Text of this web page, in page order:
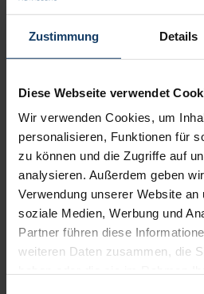
Zustimmung Details
Diese Webseite verwendet
Wir verwenden Cookies, um
personalisieren, Funktionen für
zu können und die Zugriffe auf
analysieren. Außerdem geben
Verwendung unserer Website
soziale Medien, Werbung und
Partner führen diese
weiteren Daten zusammen, die
Farben & Stoffe
Das könnte Sie auch